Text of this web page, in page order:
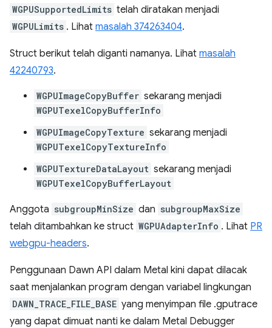
WGPUSupportedLimits telah diratakan menjadi
WGPULimits . Lihat masalah 374263404.
Struct berikut telah diganti namanya. Lihat masalah
42240793.
WGPUImageCopyBuffer sekarang menjadi
WGPUTexelCopyBufferInfo
WGPUImageCopyTexture sekarang menjadi
WGPUTexelCopyTextureInfo
WGPUTextureDataLayout sekarang menjadi
WGPUTexelCopyBufferLayout
Anggota subgroupMinSize dan subgroupMaxSize
telah ditambahkan ke struct WGPUAdapterInfo . Lihat PR
webgpu-headers.
Penggunaan Dawn API dalam Metal kini dapat dilacak
saat menjalankan program dengan variabel lingkungan
DAWN_TRACE_FILE_BASE yang menyimpan file .gputrace
yang dapat dimuat nanti ke dalam Metal Debugger